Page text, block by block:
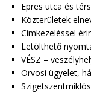
Epres utca és
Közterületek
Címkezeléssel
Letölthető
VÉSZ –
Orvosi ügyelet,